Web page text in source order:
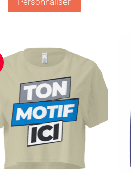
Ajouter